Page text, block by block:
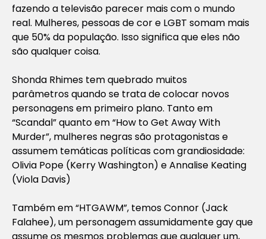
fazendo a televisão parecer mais com o mundo
real. Mulheres, pessoas de cor e LGBT somam mais
que 50% da população. Isso significa que eles não
são qualquer coisa.
Shonda Rhimes tem quebrado muitos
parâmetros quando se trata de colocar novos
personagens em primeiro plano. Tanto em
“Scandal” quanto em “How to Get Away With
Murder”, mulheres negras são protagonistas e
assumem temáticas políticas com grandiosidade:
Olivia Pope (Kerry Washington) e Annalise Keating
(Viola Davis)
Também em “HTGAWM”, temos Connor (Jack
Falahee), um personagem assumidamente gay que
assume os mesmos problemas que qualquer um,